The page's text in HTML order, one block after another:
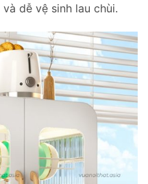
dễ vệ sinh lau chùi.